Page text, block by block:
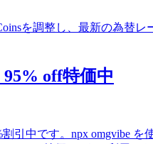
を調整し、最新の為替
off特価中
中です。npx omgvibe を